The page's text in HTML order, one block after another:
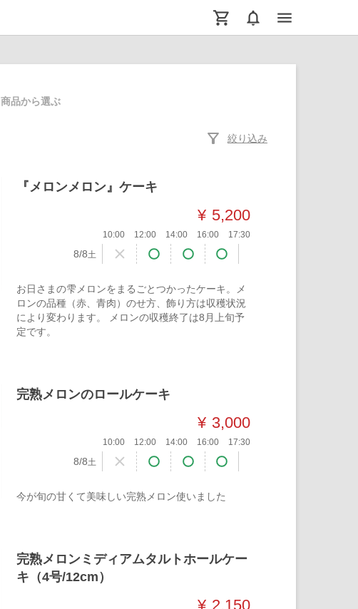
menu
商品から選ぶ
filter_alt 絞り込み
『メロンメロン』ケーキ
¥ 5,200
10:00 12:00 14:00 16:00 17:30
8/8土
お日さまの雫メロンをまるごとつかったケーキ。メ
ロンの品種（赤、青肉）のせ方、飾り方は収穫状況
により変わります。 メロンの収穫終了は8月上旬予
定です。
完熟メロンのロールケーキ
¥ 3,000
10:00 12:00 14:00 16:00 17:30
8/8土
今が旬の甘くて美味しい完熟メロン使いました
完熟メロンミディアムタルトホールケー
キ（4号/12cm）
¥ 2,150